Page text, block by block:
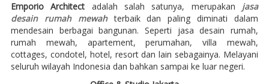
Emporio Architect adalah salah satunya, merupakan jasa
desain rumah mewahterbaik dan paling diminati dalam
mendesain berbagai bangunan. Seperti jasa desain rumah,
rumah mewah, apartement, perumahan, villa mewah,
cottages, condotel, hotel, resort dan lain sebagainya. Melayani
seluruh wilayah Indonesia dan bahkan sampai ke luar negeri.